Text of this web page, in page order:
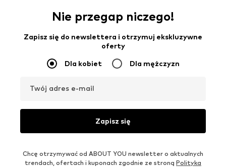
Nie przegap niczego!
Zapisz się do newslettera i otrzymuj ekskluzywne
oferty
Dla kobiet Dla mężczyzn
Twój adres e-mail
Zapisz się
Chcę otrzymywać od ABOUT YOU newsletter o aktualnych
trendach, ofertach i kuponach zgodnie ze stroną Polityka